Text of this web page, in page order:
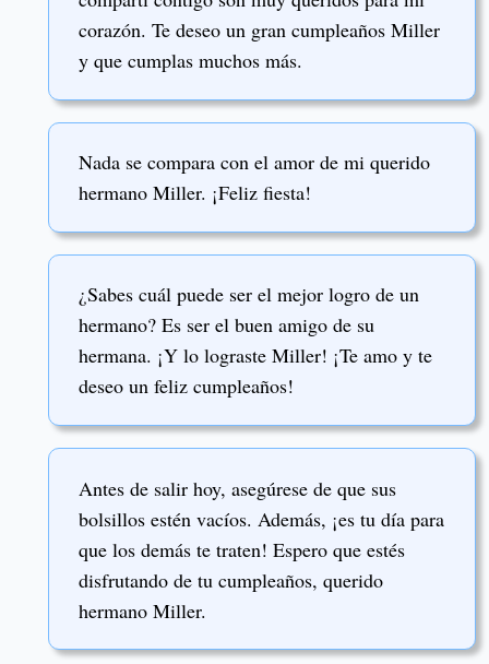
corazón. Te deseo un gran cumpleaños Miller
y que cumplas muchos más.
Nada se compara con el amor de mi querido
hermano Miller. ¡Feliz fiesta!
¿Sabes cuál puede ser el mejor logro de un
hermano? Es ser el buen amigo de su
hermana. ¡Y lo lograste Miller! ¡Te amo y te
deseo un feliz cumpleaños!
Antes de salir hoy, asegúrese de que sus
bolsillos estén vacíos. Además, ¡es tu día para
que los demás te traten! Espero que estés
disfrutando de tu cumpleaños, querido
hermano Miller.